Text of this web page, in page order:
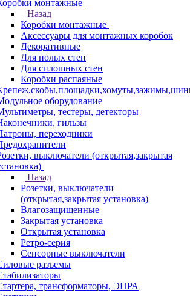
монтажные
Назад
Коробки монтажные
Аксессуары для монтажных коробок
Декоративные
Для полых стен
Для сплошных стен
Коробки распаяные
оборудование
тестеры, детекторы
гильзы
переходники
выключатели (открытая,закрытая
Назад
Розетки, выключатели
(открытая,закрытая установка)
Влагозащищенные
Закрытая установка
Открытая установка
Ретро-серия
Сенсорные выключатели
разъемы
трансформаторы, ЭПРА